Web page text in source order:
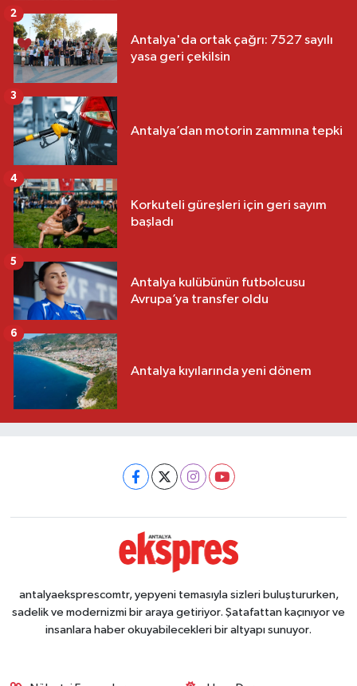
Antalya'da ortak çağrı: 7527 sayılı
yasa geri çekilsin
2
Antalya’dan motorin zammına tepki
3
Korkuteli güreşleri için geri sayım
başladı
4
Antalya kulübünün futbolcusu
Avrupa’ya transfer oldu
5
Antalya kıyılarında yeni dönem
6
antalyaeksprescomtr, yepyeni temasıyla sizleri buluştururken,
sadelik ve modernizmi bir araya getiriyor. Şatafattan kaçınıyor ve
insanlara haber okuyabilecekleri bir altyapı sunuyor.